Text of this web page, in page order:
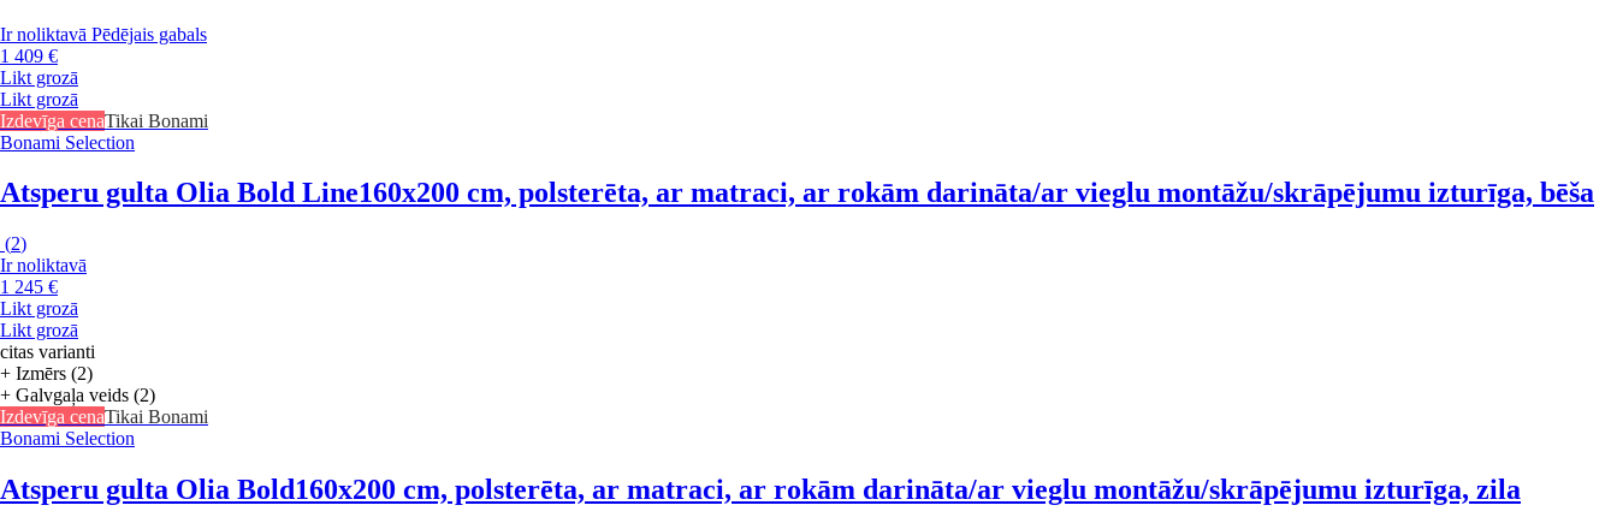
Ir noliktavā Pēdējais gabals
1 409 €
Likt grozā
Likt grozā
Izdevīga cenaTikai Bonami
Bonami Selection
Atsperu gulta Olia Bold Line160x200 cm, polsterēta, ar matraci, ar rokām darināta/ar vieglu montāžu/skrāpējumu izturīga, bēša
(2)
Ir noliktavā
1 245 €
Likt grozā
Likt grozā
citas varianti
+ Izmērs (2)
+ Galvgaļa veids (2)
Izdevīga cenaTikai Bonami
Bonami Selection
Atsperu gulta Olia Bold160x200 cm, polsterēta, ar matraci, ar rokām darināta/ar vieglu montāžu/skrāpējumu izturīga, zila